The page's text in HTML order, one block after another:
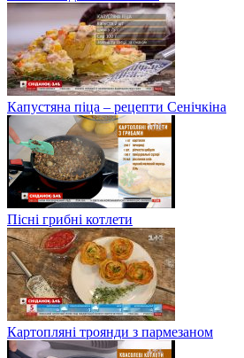
Капустяна піца – рецепти Сенічкіна
Пісні грибні котлети
Картопляні троянди з пармезаном